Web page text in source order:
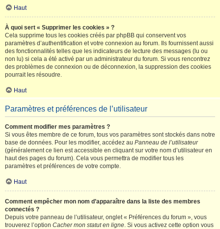
Haut
À quoi sert « Supprimer les cookies » ?
Cela supprime tous les cookies créés par phpBB qui conservent vos
paramètres d’authentification et votre connexion au forum. Ils fournissent aussi
des fonctionnalités telles que les indicateurs de lecture des messages (lu ou
non lu) si cela a été activé par un administrateur du forum. Si vous rencontrez
des problèmes de connexion ou de déconnexion, la suppression des cookies
pourrait les résoudre.
Haut
Paramètres et préférences de l’utilisateur
Comment modifier mes paramètres ?
Si vous êtes membre de ce forum, tous vos paramètres sont stockés dans notre
base de données. Pour les modifier, accédez au Panneau de l’utilisateur
(généralement ce lien est accessible en cliquant sur votre nom d’utilisateur en
haut des pages du forum). Cela vous permettra de modifier tous les
paramètres et préférences de votre compte.
Haut
Comment empêcher mon nom d’apparaître dans la liste des membres
connectés ?
Depuis votre panneau de l’utilisateur, onglet « Préférences du forum », vous
trouverez l’option Cacher mon statut en ligne. Si vous activez cette option vous